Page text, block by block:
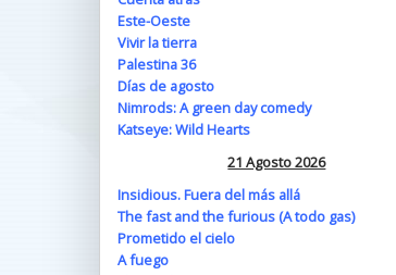
Este-Oeste
Vivir la tierra
Palestina 36
Días de agosto
Nimrods: A green day comedy
Katseye: Wild Hearts
21 Agosto 2026
Insidious. Fuera del más allá
The fast and the furious (A todo gas)
Prometido el cielo
A fuego